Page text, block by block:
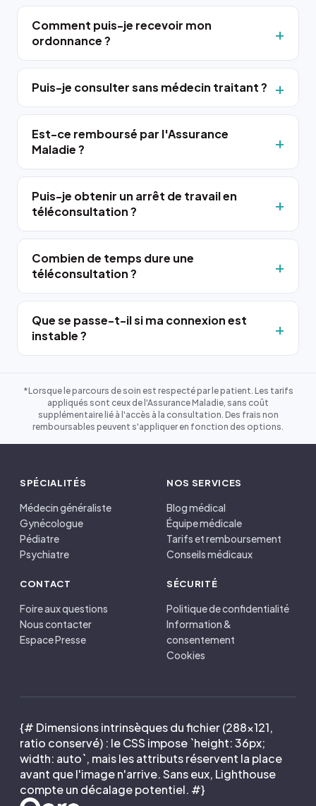
Comment puis-je recevoir mon
ordonnance ?
Puis-je consulter sans médecin traitant ?
Est-ce remboursé par l'Assurance
Maladie ?
Puis-je obtenir un arrêt de travail en
téléconsultation ?
Combien de temps dure une
téléconsultation ?
Que se passe-t-il si ma connexion est
instable ?
*Lorsque le parcours de soin est respecté par le patient. Les tarifs
appliqués sont ceux de l'Assurance Maladie, sans coût
supplémentaire lié à l'accès à la consultation. Des frais non
remboursables peuvent s'appliquer en fonction des options.
SPÉCIALITÉS
Médecin généraliste
Gynécologue
Pédiatre
Psychiatre
NOS SERVICES
Blog médical
Équipe médicale
Tarifs et remboursement
Conseils médicaux
CONTACT
Foire aux questions
Nous contacter
Espace Presse
SÉCURITÉ
Politique de confidentialité
Information &
consentement
Cookies
{# Dimensions intrinsèques du fichier (288×121,
ratio conservé) : le CSS impose `height: 36px;
width: auto`, mais les attributs réservent la place
avant que l'image n'arrive. Sans eux, Lighthouse
compte un décalage potentiel. #}